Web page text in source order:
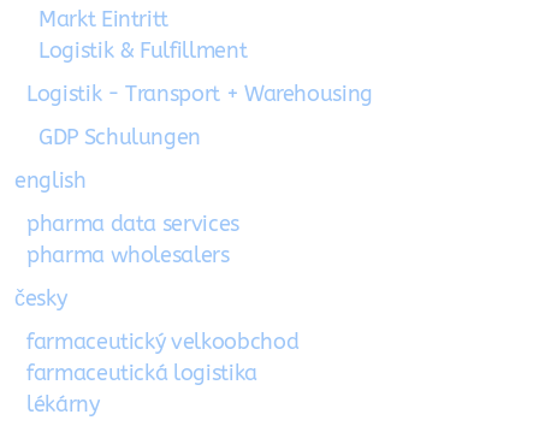
Markt Eintritt
Logistik & Fulfillment
Logistik - Transport + Warehousing
GDP Schulungen
english
pharma data services
pharma wholesalers
česky
farmaceutický velkoobchod
farmaceutická logistika
lékárny